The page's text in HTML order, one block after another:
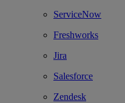
ServiceNow
Freshworks
Jira
Salesforce
Zendesk